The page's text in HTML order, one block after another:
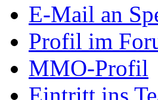
E-Mail an
Profil im
MMO-Profil
Eintritt ins